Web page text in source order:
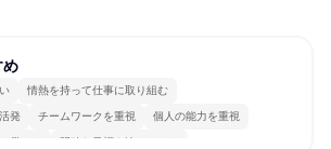
め
情熱を持って仕事に取り組む
発 チームワークを重視 個人の能力を重視
働ける 明確な目標を追いかける